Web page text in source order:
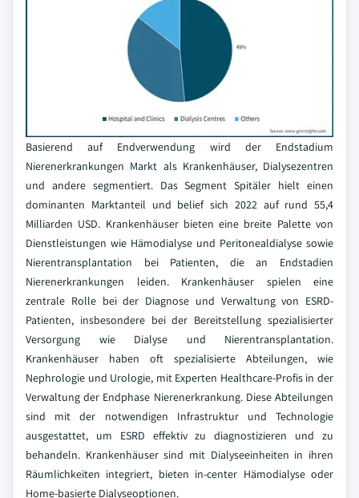
Basierend auf Endverwendung wird der Endstadium
Nierenerkrankungen Markt als Krankenhäuser, Dialysezentren
und andere segmentiert. Das Segment Spitäler hielt einen
dominanten Marktanteil und belief sich 2022 auf rund 55,4
Milliarden USD. Krankenhäuser bieten eine breite Palette von
Dienstleistungen wie Hämodialyse und Peritonealdialyse sowie
Nierentransplantation bei Patienten, die an Endstadien
Nierenerkrankungen leiden. Krankenhäuser spielen eine
zentrale Rolle bei der Diagnose und Verwaltung von ESRD-
Patienten, insbesondere bei der Bereitstellung spezialisierter
Versorgung wie Dialyse und Nierentransplantation.
Krankenhäuser haben oft spezialisierte Abteilungen, wie
Nephrologie und Urologie, mit Experten Healthcare-Profis in der
Verwaltung der Endphase Nierenerkrankung. Diese Abteilungen
sind mit der notwendigen Infrastruktur und Technologie
ausgestattet, um ESRD effektiv zu diagnostizieren und zu
behandeln. Krankenhäuser sind mit Dialyseeinheiten in ihren
Räumlichkeiten integriert, bieten in-center Hämodialyse oder
Home-basierte Dialyseoptionen.